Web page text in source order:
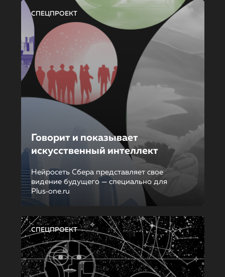
СПЕЦПРОЕКТ
Говорит и показывает
искусственный интеллект
Нейросеть Сбера представляет свое
видение будущего — специально для
Plus‑one.ru
СПЕЦПРОЕКТ